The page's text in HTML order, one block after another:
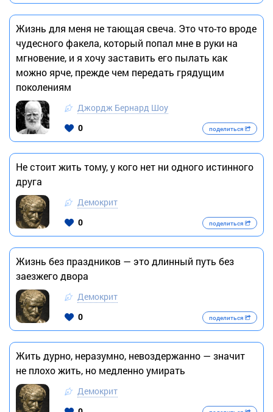
Жизнь для меня не тающая свеча. Это что-то вроде
чудесного факела, который попал мне в руки на
мгновение, и я хочу заставить его пылать как
можно ярче, прежде чем передать грядущим
поколениям
Джордж Бернард Шоу
0
поделиться
Не стоит жить тому, у кого нет ни одного истинного
друга
Демокрит
0
поделиться
Жизнь без праздников — это длинный путь без
заезжего двора
Демокрит
0
поделиться
Жить дурно, неразумно, невоздержанно — значит
не плохо жить, но медленно умирать
Демокрит